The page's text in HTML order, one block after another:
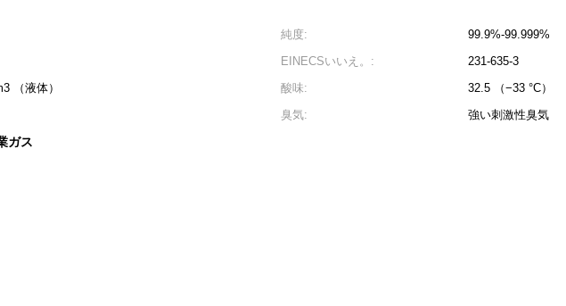
純度:
99.9%-99.999%
EINECSいいえ。:
231-635-3
（液体） 酸味:
32.5 （−33 °C）
臭気:
強い刺激性臭気
ガス